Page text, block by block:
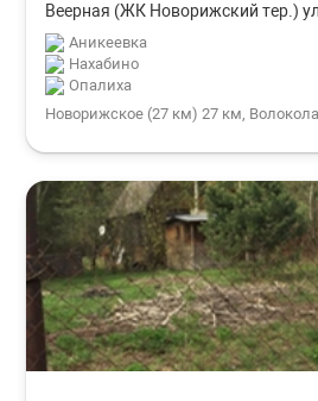
Веерная (ЖК Новорижский тер.)
Аникеевка
Нахабино
Опалиха
Новорижское (27 км) 27 км,